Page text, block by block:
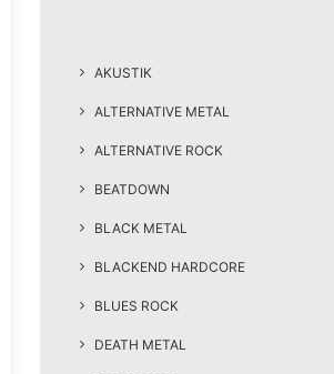
AKUSTIK
ALTERNATIVE METAL
ALTERNATIVE ROCK
BEATDOWN
BLACK METAL
BLACKEND HARDCORE
BLUES ROCK
DEATH METAL